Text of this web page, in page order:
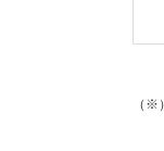
（※